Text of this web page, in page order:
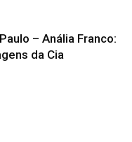
– Anália Franco:
da Cia